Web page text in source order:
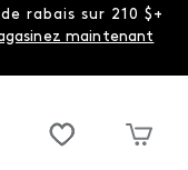
rabais sur 210 $+
maintenant